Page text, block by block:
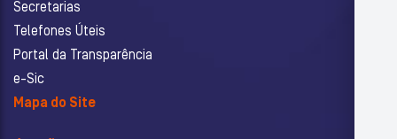
Secretarias
Telefones Úteis
Portal da Transparência
e-Sic
Mapa do Site